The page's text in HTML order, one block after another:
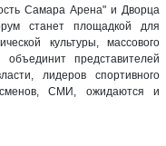
Самара Арена" и Дворца
станет площадкой для
культуры, массового
представителей
лидеров спортивного
СМИ, ожидаются и